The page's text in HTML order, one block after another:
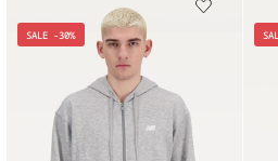
SALE -30%